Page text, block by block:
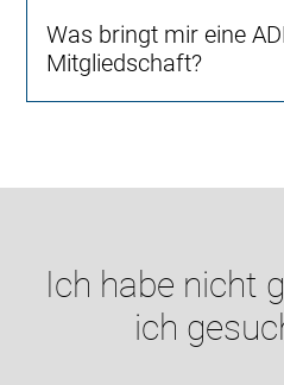
Was bringt mir eine
Mitgliedschaft?
Ich habe nicht
ich